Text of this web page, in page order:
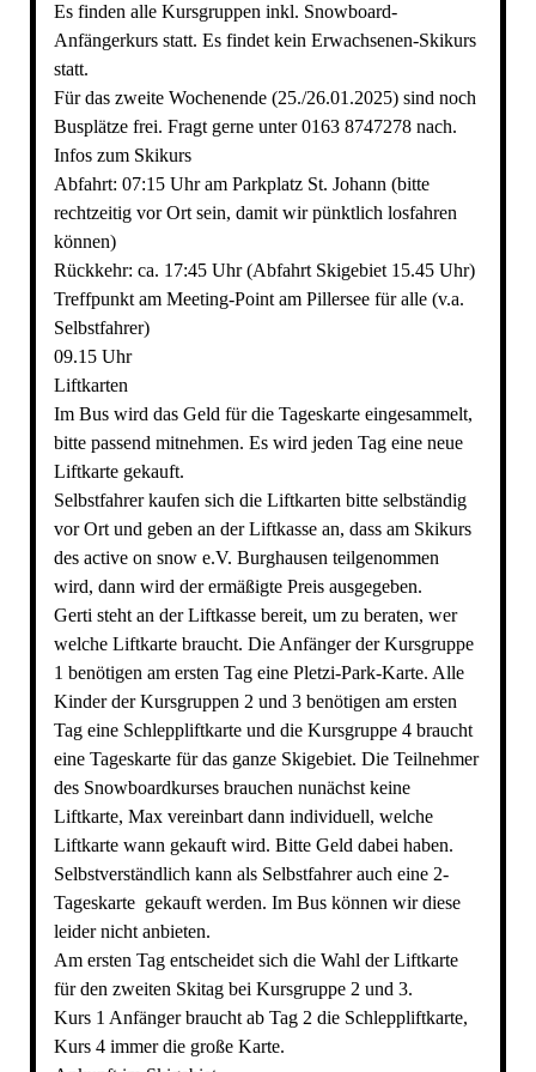
Es finden alle Kursgruppen inkl. Snowboard-
Anfängerkurs statt. Es findet kein Erwachsenen-Skikurs
statt.
Für das zweite Wochenende (25./26.01.2025) sind noch
Busplätze frei. Fragt gerne unter 0163 8747278 nach.
Infos zum Skikurs
Abfahrt: 07:15 Uhr am Parkplatz St. Johann (bitte
rechtzeitig vor Ort sein, damit wir pünktlich losfahren
können)
Rückkehr: ca. 17:45 Uhr (Abfahrt Skigebiet 15.45 Uhr)
Treffpunkt am Meeting-Point am Pillersee für alle (v.a.
Selbstfahrer)
09.15 Uhr
Liftkarten
Im Bus wird das Geld für die Tageskarte eingesammelt,
bitte passend mitnehmen. Es wird jeden Tag eine neue
Liftkarte gekauft.
Selbstfahrer kaufen sich die Liftkarten bitte selbständig
vor Ort und geben an der Liftkasse an, dass am Skikurs
des active on snow e.V. Burghausen teilgenommen
wird, dann wird der ermäßigte Preis ausgegeben.
Gerti steht an der Liftkasse bereit, um zu beraten, wer
welche Liftkarte braucht. Die Anfänger der Kursgruppe
1 benötigen am ersten Tag eine Pletzi-Park-Karte. Alle
Kinder der Kursgruppen 2 und 3 benötigen am ersten
Tag eine Schleppliftkarte und die Kursgruppe 4 braucht
eine Tageskarte für das ganze Skigebiet. Die Teilnehmer
des Snowboardkurses brauchen nunächst keine
Liftkarte, Max vereinbart dann individuell, welche
Liftkarte wann gekauft wird. Bitte Geld dabei haben.
Selbstverständlich kann als Selbstfahrer auch eine 2-
Tageskarte gekauft werden. Im Bus können wir diese
leider nicht anbieten.
Am ersten Tag entscheidet sich die Wahl der Liftkarte
für den zweiten Skitag bei Kursgruppe 2 und 3.
Kurs 1 Anfänger braucht ab Tag 2 die Schleppliftkarte,
Kurs 4 immer die große Karte.